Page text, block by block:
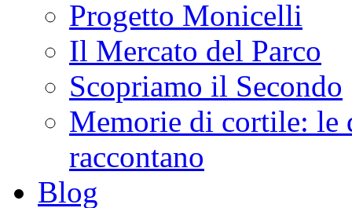
Progetto Monicelli
Il Mercato del Parco
Scopriamo il Secondo
Memorie di cortile: le
raccontano
Blog